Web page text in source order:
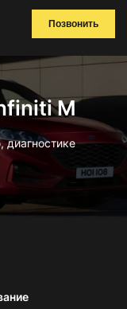
Позвонить
M
диагностике